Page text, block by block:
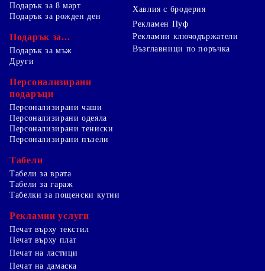
Подарък за 8 март
Подарък за рожден ден
Подарък за...
Подарък за мъж
Хавлия с бродерия
Рекламен Пуф
Рекламни ключодържатели
Възглавници по поръчка
Други
Персонализирани
подаръци
Персонализирани чаши
Персонализирани одеяла
Персонализирани тениски
Персонализирани пъзели
Табели
Табели за врата
Табели за гараж
Табелки за пощенски кутии
Рекламни услуги
Печат върху текстил
Печат върху плат
Печат на ластици
Печат на дамаска